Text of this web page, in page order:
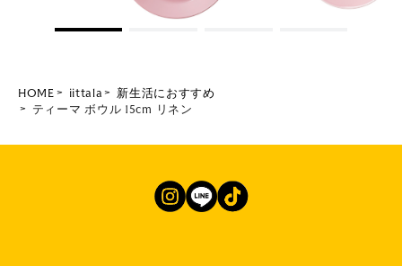
HOME iittala
新生活におすすめ
ティーマ ボウル 15cm リネン